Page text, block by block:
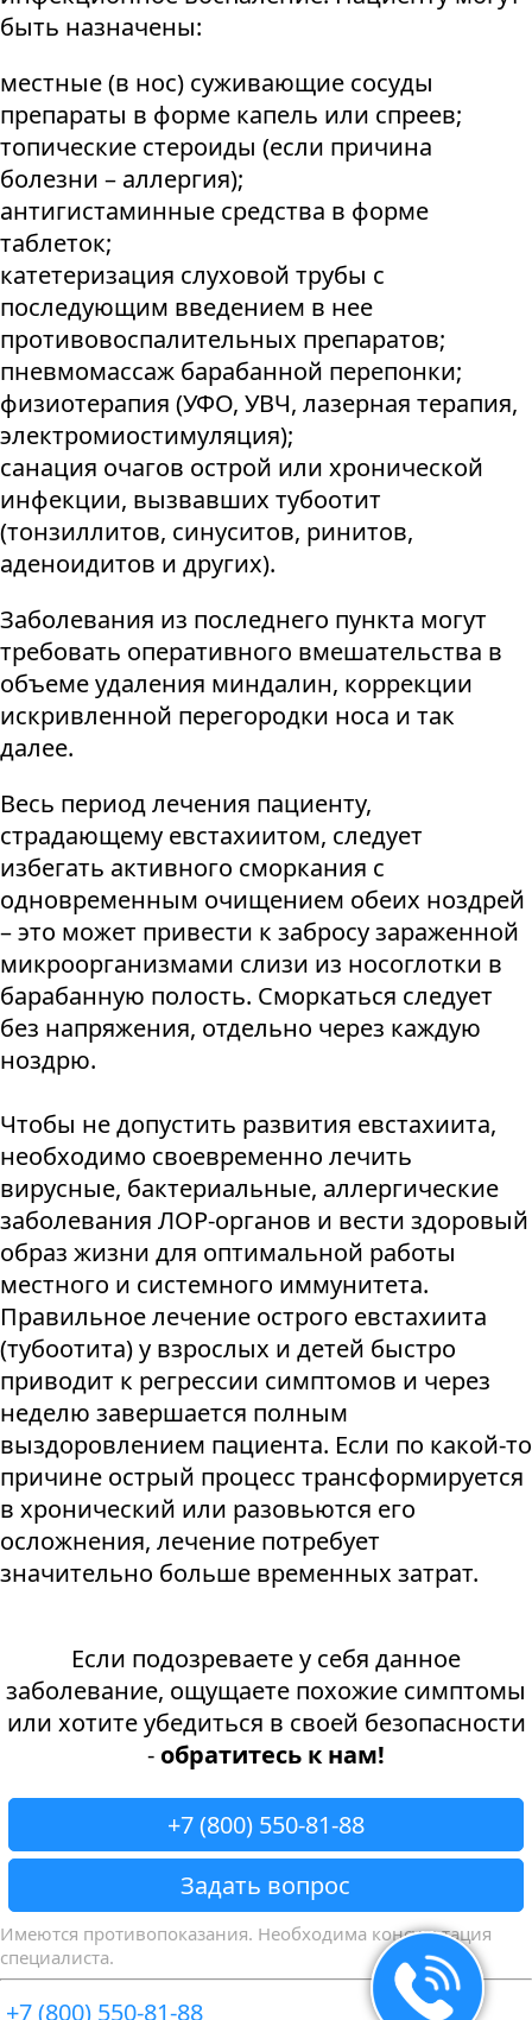
быть назначены:
местные (в нос) суживающие сосуды
препараты в форме капель или спреев;
топические стероиды (если причина
болезни – аллергия);
антигистаминные средства в форме
таблеток;
катетеризация слуховой трубы с
последующим введением в нее
противовоспалительных препаратов;
пневмомассаж барабанной перепонки;
физиотерапия (УФО, УВЧ, лазерная терапия,
электромиостимуляция);
санация очагов острой или хронической
инфекции, вызвавших тубоотит
(тонзиллитов, синуситов, ринитов,
аденоидитов и других).
Заболевания из последнего пункта могут
требовать оперативного вмешательства в
объеме удаления миндалин, коррекции
искривленной перегородки носа и так
далее.
Весь период лечения пациенту,
страдающему евстахиитом, следует
избегать активного сморкания с
одновременным очищением обеих ноздрей
– это может привести к забросу зараженной
микроорганизмами слизи из носоглотки в
барабанную полость. Сморкаться следует
без напряжения, отдельно через каждую
ноздрю.
Чтобы не допустить развития евстахиита,
необходимо своевременно лечить
вирусные, бактериальные, аллергические
заболевания ЛОР-органов и вести здоровый
образ жизни для оптимальной работы
местного и системного иммунитета.
Правильное лечение острого евстахиита
(тубоотита) у взрослых и детей быстро
приводит к регрессии симптомов и через
неделю завершается полным
выздоровлением пациента. Если по какой-то
причине острый процесс трансформируется
в хронический или разовьются его
осложнения, лечение потребует
значительно больше временных затрат.
Если подозреваете у себя данное
заболевание, ощущаете похожие симптомы
или хотите убедиться в своей безопасности
- обратитесь к нам!
+7 (800) 550-81-88
Задать вопрос
Имеются противопоказания. Необходима консультация
специалиста.
+7 (800) 550-81-88